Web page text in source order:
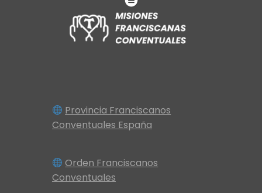
Provincia Franciscanos
Conventuales España
Orden Franciscanos
Conventuales